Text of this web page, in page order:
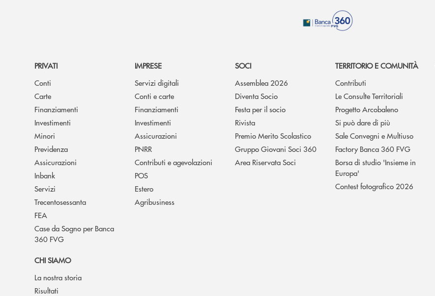
PRIVATI
Conti
Carte
Finanziamenti
Investimenti
Minori
Previdenza
Assicurazioni
Inbank
Servizi
Trecentosessanta
FEA
Case da Sogno per Banca
360 FVG
IMPRESE
Servizi digitali
Conti e carte
Finanziamenti
Investimenti
Assicurazioni
PNRR
Contributi e agevolazioni
POS
Estero
Agribusiness
SOCI
Assemblea 2026
Diventa Socio
Festa per il socio
Rivista
Premio Merito Scolastico
Gruppo Giovani Soci 360
Area Riservata Soci
TERRITORIO E COMUNITÀ
Contributi
Le Consulte Territoriali
Progetto Arcobaleno
Si può dare di più
Sale Convegni e Multiuso
Factory Banca 360 FVG
Borsa di studio 'Insieme in
Europa'
Contest fotografico 2026
CHI SIAMO
La nostra storia
Risultati